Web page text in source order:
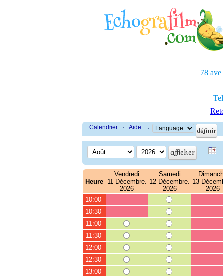
78 ave
Calendrier · Aide ·
Heure
Vendredi
11 Décembre,
2026
Samedi
12 Décembre,
2026
13
2026
10:00
10:30
11:00
11:30
12:00
12:30
13:00